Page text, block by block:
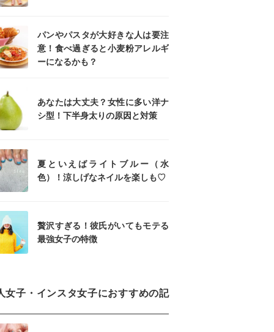
パンやパスタが大好きな人は要注
意！食べ過ぎると小麦粉アレルギ
ーになるかも？
あなたは大丈夫？女性に多い洋ナ
シ型！下半身太りの原因と対策
夏といえばライトブルー（水
色）！涼しげなネイルを楽しも♡
贅沢すぎる！彼氏がいてもモテる
最強女子の特徴
女子・インスタ女子におすすめの記